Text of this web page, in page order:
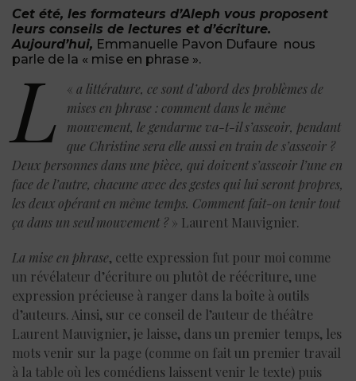
Cet été, les formateurs d’Aleph vous proposent
leurs conseils de lectures et d’écriture.
Aujourd’hui, Emmanuelle Pavon Dufaure nous
parle de la « mise en phrase ».
«
L
a littérature, ce sont d’abord des problèmes de
mises en phrase : comment dans le même
mouvement, le gendarme va-t-il s’asseoir, pendant
que Christine sera elle aussi en train de s’asseoir ?
Deux personnes dans une pièce, qui doivent s’asseoir l’une en
face de l’autre, chacune avec des gestes qui lui seront propres,
les deux opérant en même temps. Comment fait-on tenir tout
ça dans un seul mouvement ? » Laurent Mauvignier.
La mise en phrase, cette expression fut pour moi comme
un révélateur d’écriture ou plutôt de réécriture, une
expression précieuse à ranger dans la boîte à outils
d’auteurs. Ainsi, sur ce conseil de l’auteur de théâtre
Laurent Mauvignier, je laisse, dans un premier temps, les
mots venir sur la page (comme on fait un premier travail
à la table où les comédiens laissent venir le texte) puis